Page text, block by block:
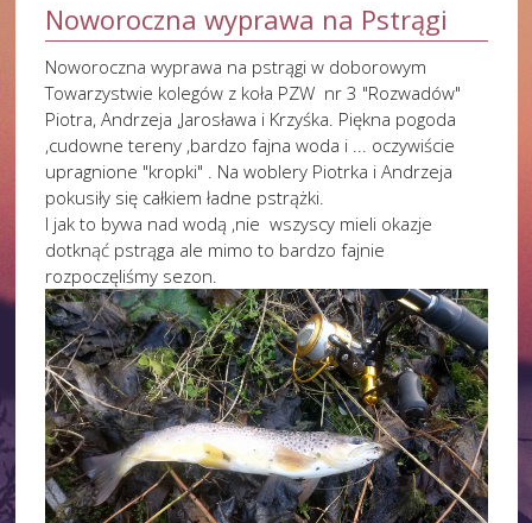
Noworoczna wyprawa na Pstrągi
Noworoczna wyprawa na pstrągi w doborowym
Towarzystwie kolegów z koła PZW nr 3 "Rozwadów"
Piotra, Andrzeja ,Jarosława i Krzyśka. Piękna pogoda
,cudowne tereny ,bardzo fajna woda i ... oczywiście
upragnione "kropki" . Na woblery Piotrka i Andrzeja
pokusiły się całkiem ładne pstrążki.
I jak to bywa nad wodą ,nie wszyscy mieli okazje
dotknąć pstrąga ale mimo to bardzo fajnie
rozpoczęliśmy sezon.